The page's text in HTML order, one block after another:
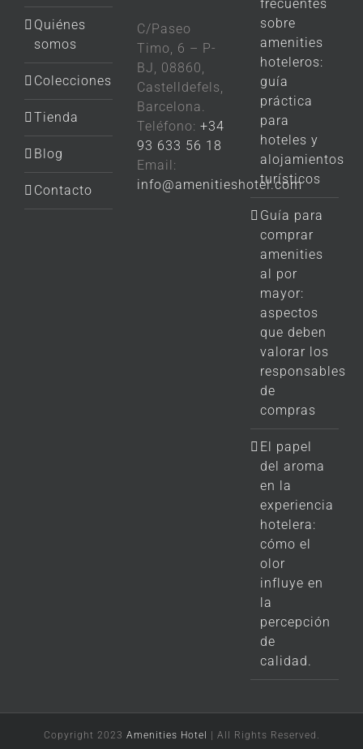
Quiénes
somos
Colecciones
Tienda
Blog
Contacto
C/Paseo
Timo, 6 – P-
BJ, 08860,
Castelldefels,
Barcelona.
Teléfono:+34
93 633 56 18
Email:
info@amenitieshotel.com
frecuentes
sobre
amenities
hoteleros:
guía
práctica
para
hoteles y
alojamientos
turísticos
Guía para
comprar
amenities
al por
mayor:
aspectos
que deben
valorar los
responsables
de
compras
El papel
del aroma
en la
experiencia
hotelera:
cómo el
olor
influye en
la
percepción
de
calidad.
Copyright 2023 Amenities Hotel | All Rights Reserved.